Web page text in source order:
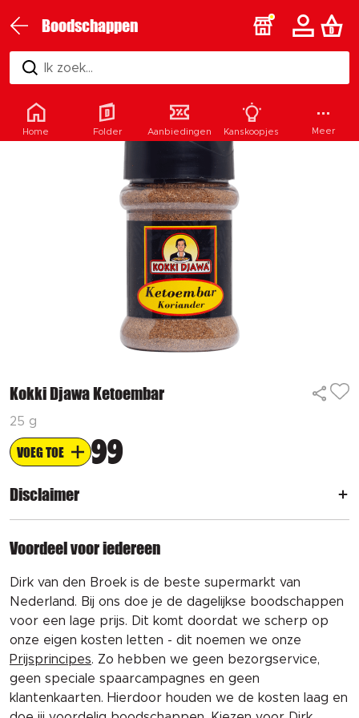
Boodschappen
Ik zoek...
Kokki Djawa Ketoembar
25 g
VOEG TOE 99
Disclaimer
Voordeel voor iedereen
Dirk van den Broek is de beste supermarkt van
Nederland. Bij ons doe je de dagelijkse boodschappen
voor een lage prijs. Dit komt doordat we scherp op
onze eigen kosten letten - dit noemen we onze
Prijsprincipes. Zo hebben we geen bezorgservice,
geen speciale spaarcampagnes en geen
klantenkaarten. Hierdoor houden we de kosten laag en
Home Folder Aanbiedingen Kanskoopjes Meer